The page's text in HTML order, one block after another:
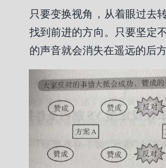
只要变换视角，从着眼过去
找到前进的方向。只要坚定
的声音就会消失在遥远的后方